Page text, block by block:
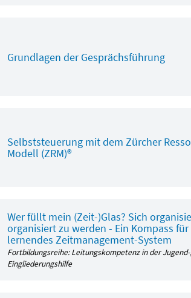
Grundlagen der Gesprächsführung
Selbststeuerung mit dem Zürcher
Modell (ZRM)®
Wer füllt mein (Zeit-)Glas? Sich
organisiert zu werden - Ein Kompass für
lernendes Zeitmanagement-System
Fortbildungsreihe: Leitungskompetenz in der Jugend-
Eingliederungshilfe